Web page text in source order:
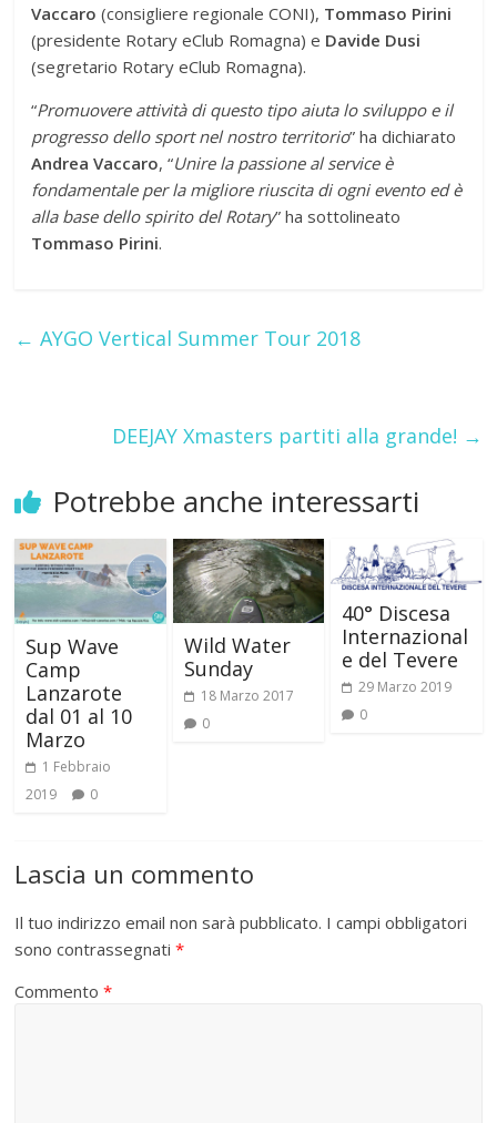
Vaccaro (consigliere regionale CONI), Tommaso Pirini
(presidente Rotary eClub Romagna) e Davide Dusi
(segretario Rotary eClub Romagna).
“Promuovere attività di questo tipo aiuta lo sviluppo e il
progresso dello sport nel nostro territorio” ha dichiarato
Andrea Vaccaro, “Unire la passione al service è
fondamentale per la migliore riuscita di ogni evento ed è
alla base dello spirito del Rotary” ha sottolineato
Tommaso Pirini.
← AYGO Vertical Summer Tour 2018
DEEJAY Xmasters partiti alla grande! →
Potrebbe anche interessarti
Sup Wave
Camp
Lanzarote
dal 01 al 10
Marzo
1 Febbraio
2019
0
Wild Water
Sunday
18 Marzo 2017
0
40° Discesa
Internazional
e del Tevere
29 Marzo 2019
0
Lascia un commento
Il tuo indirizzo email non sarà pubblicato. I campi obbligatori
sono contrassegnati*
Commento*